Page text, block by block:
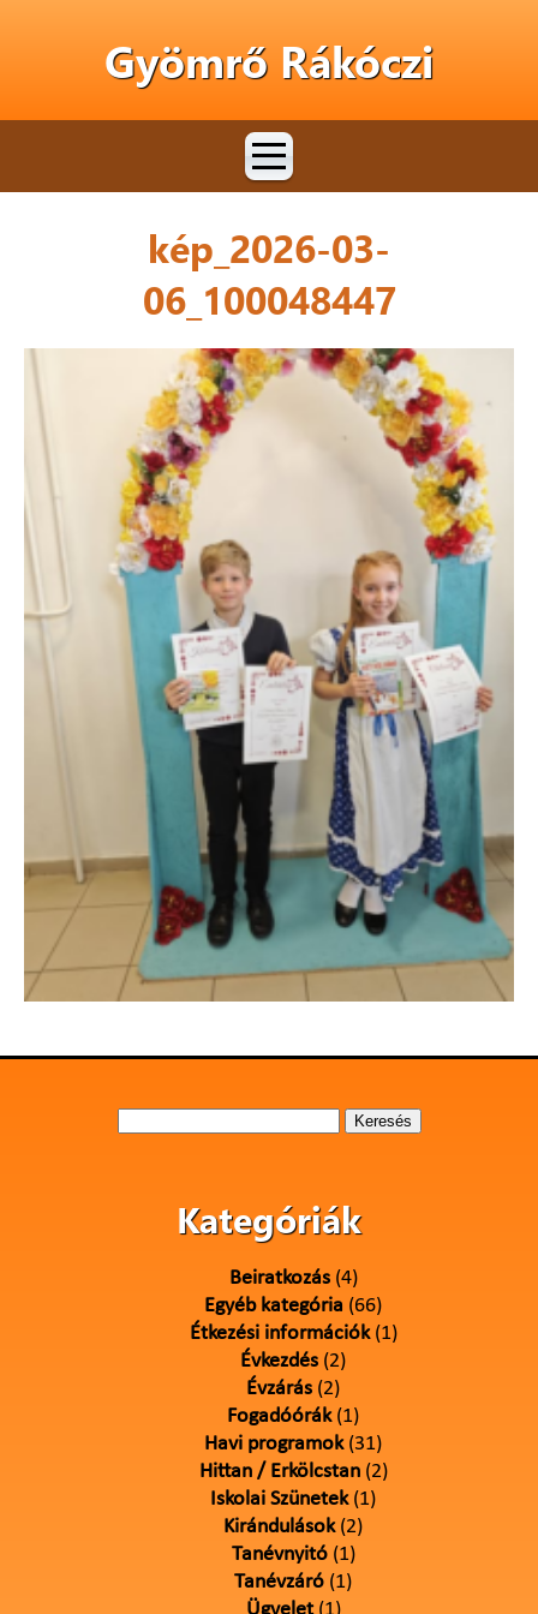
Gyömrő Rákóczi
kép_2026-03-
06_100048447
Kategóriák
Beiratkozás(4)
Egyéb kategória (66)
Étkezési információk(1)
Évkezdés (2)
Évzárás (2)
Fogadóórák(1)
Havi programok(31)
Hittan / Erkölcstan(2)
Iskolai Szünetek(1)
Kirándulások(2)
Tanévnyitó(1)
Tanévzáró (1)